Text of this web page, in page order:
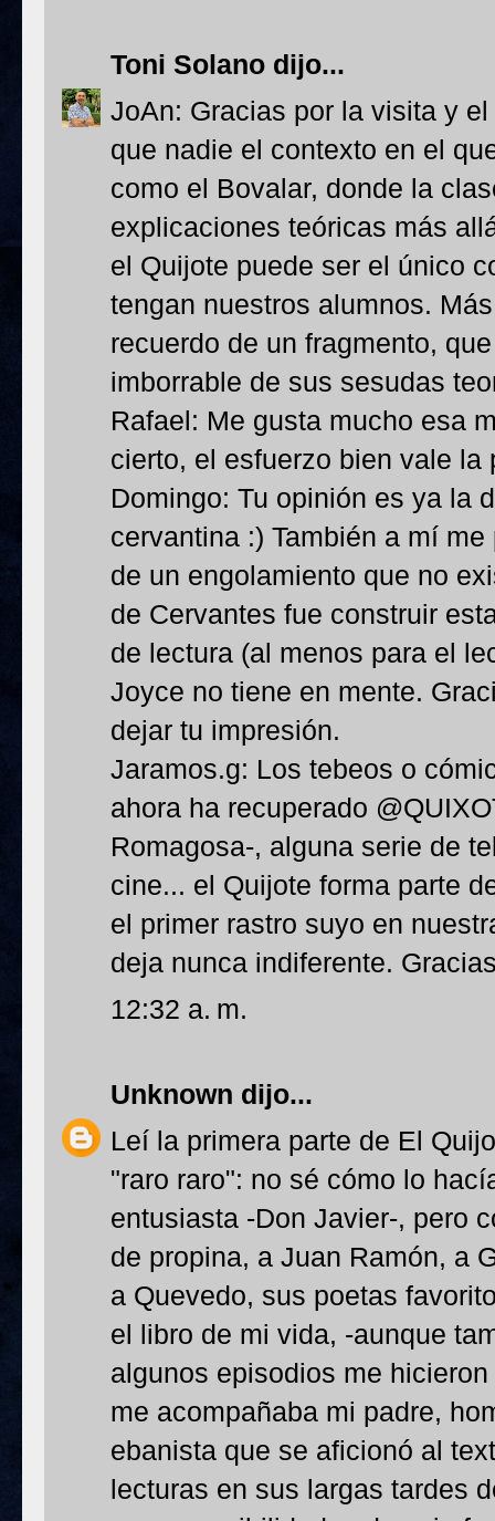
Toni Solano dijo...
JoAn: Gracias por la visita y
que nadie el contexto en el
como el Bovalar, donde la
explicaciones teóricas más
el Quijote puede ser el único
tengan nuestros alumnos.
recuerdo de un fragmento,
imborrable de sus sesudas
Rafael: Me gusta mucho esa
cierto, el esfuerzo bien vale la
Domingo: Tu opinión es ya la
cervantina :) También a mí
de un engolamiento que no
de Cervantes fue construir
de lectura (al menos para el
Joyce no tiene en mente.
dejar tu impresión.
Jaramos.g: Los tebeos o
ahora ha recuperado
Romagosa-, alguna serie de
cine... el Quijote forma parte
el primer rastro suyo en
deja nunca indiferente.
12:32 a. m.
Unknown dijo...
Leí la primera parte de El
"raro raro": no sé cómo lo
entusiasta -Don Javier-, pero
de propina, a Juan Ramón, a
a Quevedo, sus poetas
el libro de mi vida, -aunque
algunos episodios me
me acompañaba mi padre,
ebanista que se aficionó al
lecturas en sus largas tardes